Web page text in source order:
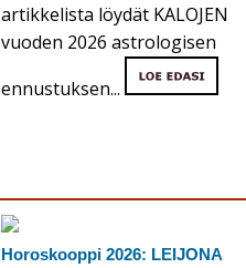
artikkelista löydät KALOJEN
vuoden 2026 astrologisen
ennustuksen...
Horoskooppi 2026: LEIJONA